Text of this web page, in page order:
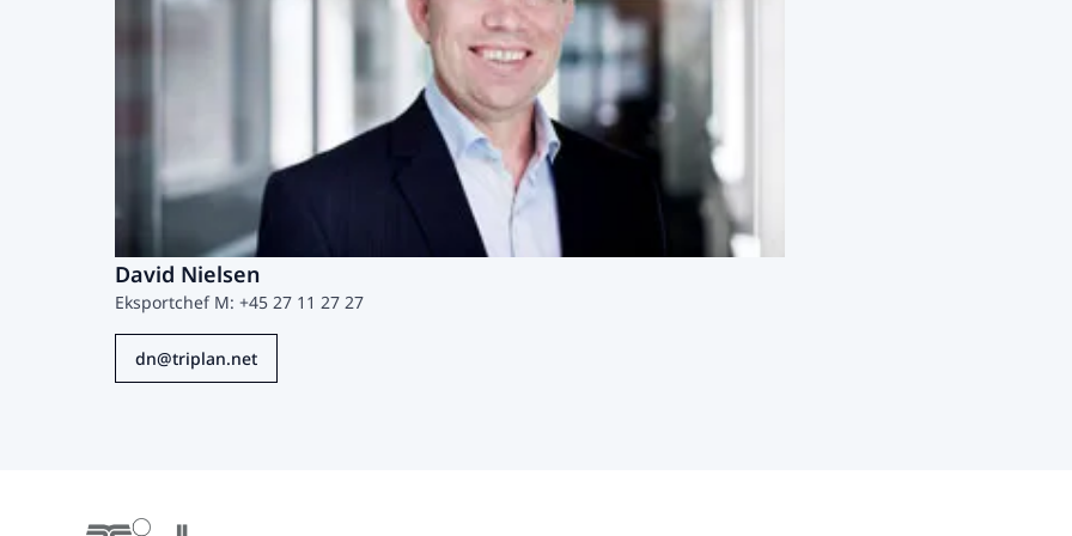
David Nielsen
Eksportchef M: +45 27 11 27 27
dn@triplan.net